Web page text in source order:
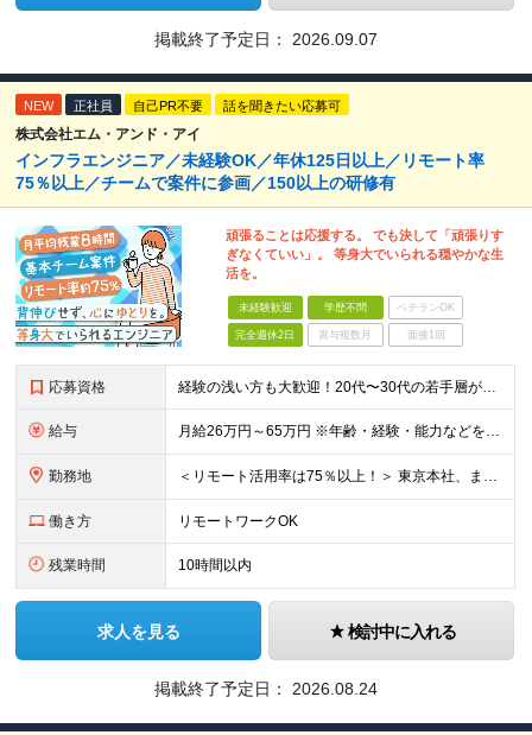
掲載終了予定日： 2026.09.07
NEW 正社員 自己PR不要 話を聞きたい応募可
株式会社エム・アンド・アイ
インフラエンジニア／未経験OK／年休125日以上／リモート率
75％以上／チームで案件に参画／150以上の研修有
頑張ることは応援する。 でも決して「頑張りす
ぎなくていい」。 等身大でいられる穏やかな生
活を。
未経験歓迎 学歴不問 ベテランOK
完全週休2日 賞与複数月 面接1回
応募資格 経験の浅い方も大歓迎！20代〜30代の若手層が活躍できる環境です。 ◎学歴不問 ◎未経験OK ＼このような方にオススメです／ ◎常に成長を求められる環境に少し疲れてしまった方 ◎会社からの過度なプ
給与 月給26万円～65万円 ※年齢・経験・能力などを十分に考慮の上、当社規定により決定いたします。 （経験者の場合、前職給与や希望を面談でしっかりお伺いし、お互いに納得のいく形で決定します） ・いずれも固
勤務地 ＜リモート活用率は75％以上！＞ 東京本社、または東京都・神奈川県・千葉県・埼玉県などの 首都圏の各プロジェクト先。 そのほか、北海道・新潟・茨城・大阪・福岡などの案件もございます。 ※勤務地はご
働き方 リモートワークOK
残業時間 10時間以内
求人を見る 検討中に入れる
掲載終了予定日： 2026.08.24